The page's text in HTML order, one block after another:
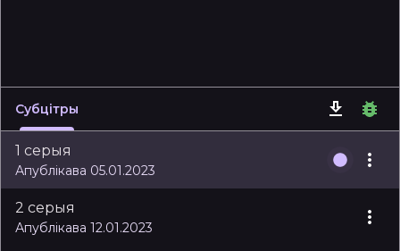
Субцітры
1 серыя
Апублікава 05.01.2023
2 серыя
Апублікава 12.01.2023